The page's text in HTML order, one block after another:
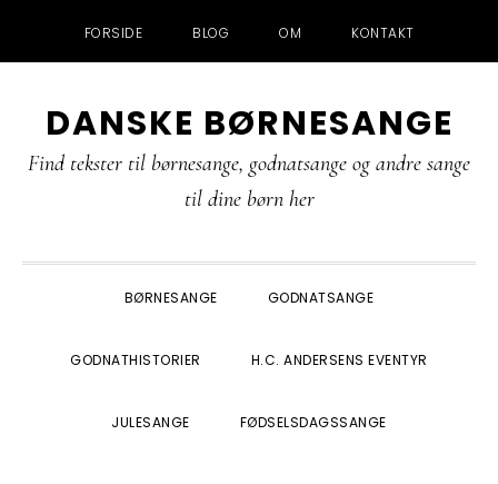
FORSIDE BLOG OM KONTAKT
direkte
til
indhold
direkte
til
direkte
til
DANSKE BØRNESANGE
Find tekster til børnesange, godnatsange og andre sange
til dine børn her
BØRNESANGE GODNATSANGE
GODNATHISTORIER H.C. ANDERSENS EVENTYR
JULESANGE FØDSELSDAGSSANGE